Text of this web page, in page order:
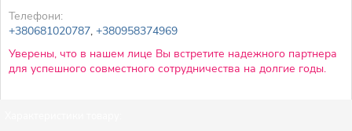
Телефони:
+380681020787, +380958374969
Уверены, что в нашем лице Вы встретите надежного партнера
для успешного совместного сотрудничества на долгие годы.